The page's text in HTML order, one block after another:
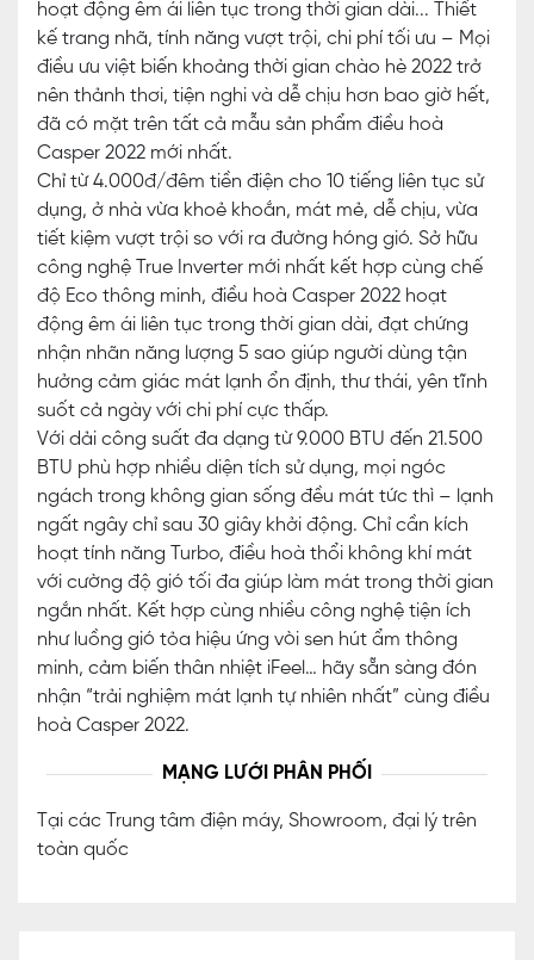
hoạt động êm ái liên tục trong thời gian dài... Thiết
kế trang nhã, tính năng vượt trội, chi phí tối ưu – Mọi
điều ưu việt biến khoảng thời gian chào hè 2022 trở
nên thảnh thơi, tiện nghi và dễ chịu hơn bao giờ hết,
đã có mặt trên tất cả mẫu sản phẩm điều hoà
Casper 2022 mới nhất.
Chỉ từ 4.000đ/đêm tiền điện cho 10 tiếng liên tục sử
dụng, ở nhà vừa khoẻ khoắn, mát mẻ, dễ chịu, vừa
tiết kiệm vượt trội so với ra đường hóng gió. Sở hữu
công nghệ True Inverter mới nhất kết hợp cùng chế
độ Eco thông minh, điều hoà Casper 2022 hoạt
động êm ái liên tục trong thời gian dài, đạt chứng
nhận nhãn năng lượng 5 sao giúp người dùng tận
hưởng cảm giác mát lạnh ổn định, thư thái, yên tĩnh
suốt cả ngày với chi phí cực thấp.
Với dải công suất đa dạng từ 9.000 BTU đến 21.500
BTU phù hợp nhiều diện tích sử dụng, mọi ngóc
ngách trong không gian sống đều mát tức thì – lạnh
ngất ngây chỉ sau 30 giây khởi động. Chỉ cần kích
hoạt tính năng Turbo, điều hoà thổi không khí mát
với cường độ gió tối đa giúp làm mát trong thời gian
ngắn nhất. Kết hợp cùng nhiều công nghệ tiện ích
như luồng gió tỏa hiệu ứng vòi sen hút ẩm thông
minh, cảm biến thân nhiệt iFeel… hãy sẵn sàng đón
nhận “trải nghiệm mát lạnh tự nhiên nhất” cùng điều
hoà Casper 2022.
MẠNG LƯỚI PHÂN PHỐI
Tại các Trung tâm điện máy, Showroom, đại lý trên
toàn quốc